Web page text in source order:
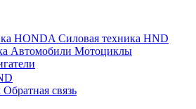
HONDA Силовая техника HND
Автомобили Мотоциклы
Обратная связь